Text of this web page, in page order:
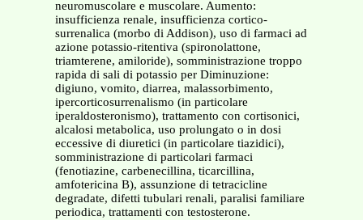
neuromuscolare e muscolare. Aumento:
insufficienza renale, insufficienza cortico-
surrenalica (morbo di Addison), uso di farmaci ad
azione potassio-ritentiva (spironolattone,
triamterene, amiloride), somministrazione troppo
rapida di sali di potassio per Diminuzione:
digiuno, vomito, diarrea, malassorbimento,
ipercorticosurrenalismo (in particolare
iperaldosteronismo), trattamento con cortisonici,
alcalosi metabolica, uso prolungato o in dosi
eccessive di diuretici (in particolare tiazidici),
somministrazione di particolari farmaci
(fenotiazine, carbenecillina, ticarcillina,
amfotericina B), assunzione di tetracicline
degradate, difetti tubulari renali, paralisi familiare
periodica, trattamenti con testosterone.